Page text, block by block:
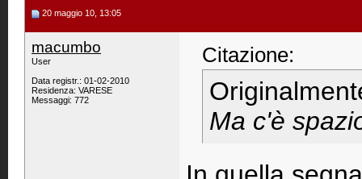
20 maggio 10, 13:05
macumbo
User
Data registr.: 01-02-2010
Residenza: VARESE
Messaggi: 772
Citazione:
Ma c'è